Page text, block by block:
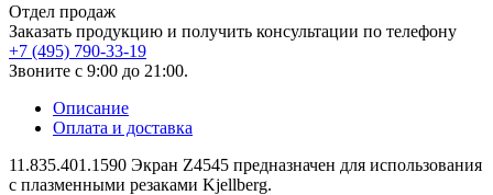
Отдел продаж
Заказать продукцию и получить консультации по телефону
+7 (495) 790-33-19
Звоните с 9:00 до 21:00.
Описание
Оплата и доставка
11.835.401.1590 Экран Z4545 предназначен для использования
с плазменными резаками Kjellberg.